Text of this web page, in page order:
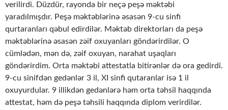
verilirdi. Düzdür, rayonda bir neçə peşə məktəbi
yaradılmışdır. Peşə məktəblərinə əsasən 9-cu sinfi
qurtaranları qəbul edirdilər. Məktəb direktorları da peşə
məktəblərinə əsasən zəif oxuyanları göndərirdilər. O
cümlədən, mən də, zəif oxuyan, narahat uşaqları
göndərirdim. Orta məktəbi attestatla bitirənlər də ora gedirdi.
9-cu sinifdən gedənlər 3 il, XI sinfi qutaranlar isə 1 il
oxuyurdular. 9 illikdən gedənlərə həm orta təhsil haqqında
attestat, həm də peşə təhsili haqqında diplom verirdilər.